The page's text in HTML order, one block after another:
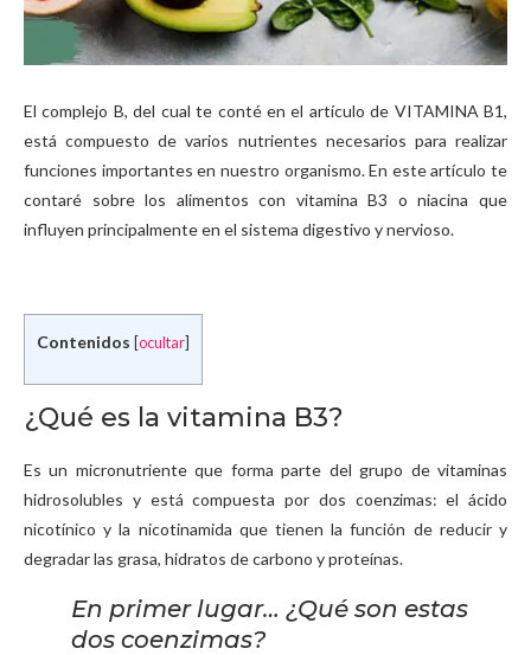
El complejo B, del cual te conté en el artículo de VITAMINA B1,
está compuesto de varios nutrientes necesarios para realizar
funciones importantes en nuestro organismo. En este artículo te
contaré sobre los alimentos con vitamina B3 o niacina que
influyen principalmente en el sistema digestivo y nervioso.
Contenidos ocultar
¿Qué es la vitamina B3?
Es un micronutriente que forma parte del grupo de vitaminas
hidrosolubles y está compuesta por dos coenzimas: el ácido
nicotínico y la nicotinamida que tienen la función de reducir y
degradar las grasa, hidratos de carbono y proteínas.
En primer lugar… ¿Qué son estas
dos coenzimas?